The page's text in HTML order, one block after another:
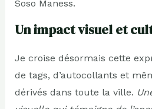
Soso Maness.
Un impact visuel et
Je croise désormais cette
de tags, d’autocollants et
dérivés dans toute la ville.